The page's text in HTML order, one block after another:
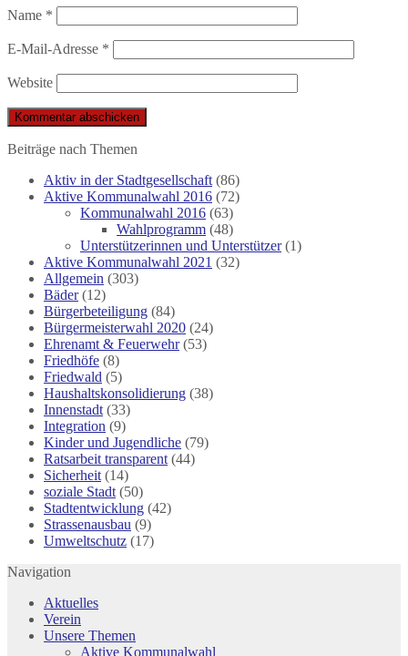
Name *
E-Mail-Adresse *
Website
Beiträge nach Themen
Aktiv in der Stadtgesellschaft (86)
Aktive Kommunalwahl 2016 (72)
Kommunalwahl 2016 (63)
Wahlprogramm (48)
Unterstützerinnen und Unterstützer(1)
Aktive Kommunalwahl 2021 (32)
Allgemein (303)
Bäder(12)
Bürgerbeteiligung (84)
Bürgermeisterwahl 2020 (24)
Ehrenamt & Feuerwehr(53)
Friedhöfe (8)
Friedwald (5)
Haushaltskonsolidierung (38)
Innenstadt (33)
Integration (9)
Kinder und Jugendliche (79)
Ratsarbeit transparent (44)
Sicherheit (14)
soziale Stadt (50)
Stadtentwicklung (42)
Strassenausbau (9)
Umweltschutz (17)
Navigation
Aktuelles
Verein
Unsere Themen
Aktive Kommunalwahl